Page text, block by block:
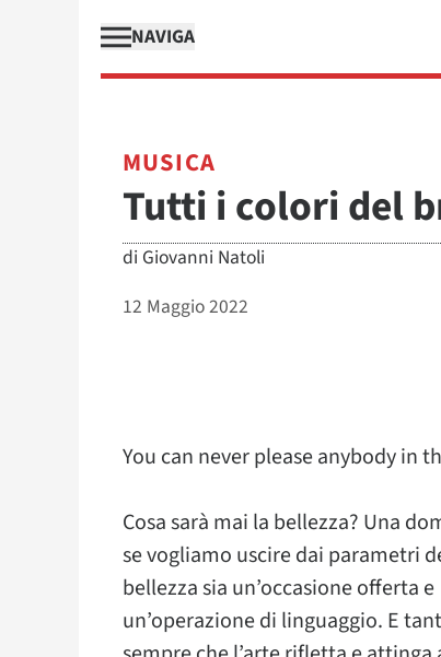
NAVIGA
MUSICA
Tutti i colori del
di Giovanni Natoli
12 Maggio 2022
You can never please anybody in
Cosa sarà mai la bellezza? Una
se vogliamo uscire dai parametri
bellezza sia un’occasione offerta
un’operazione di linguaggio. E